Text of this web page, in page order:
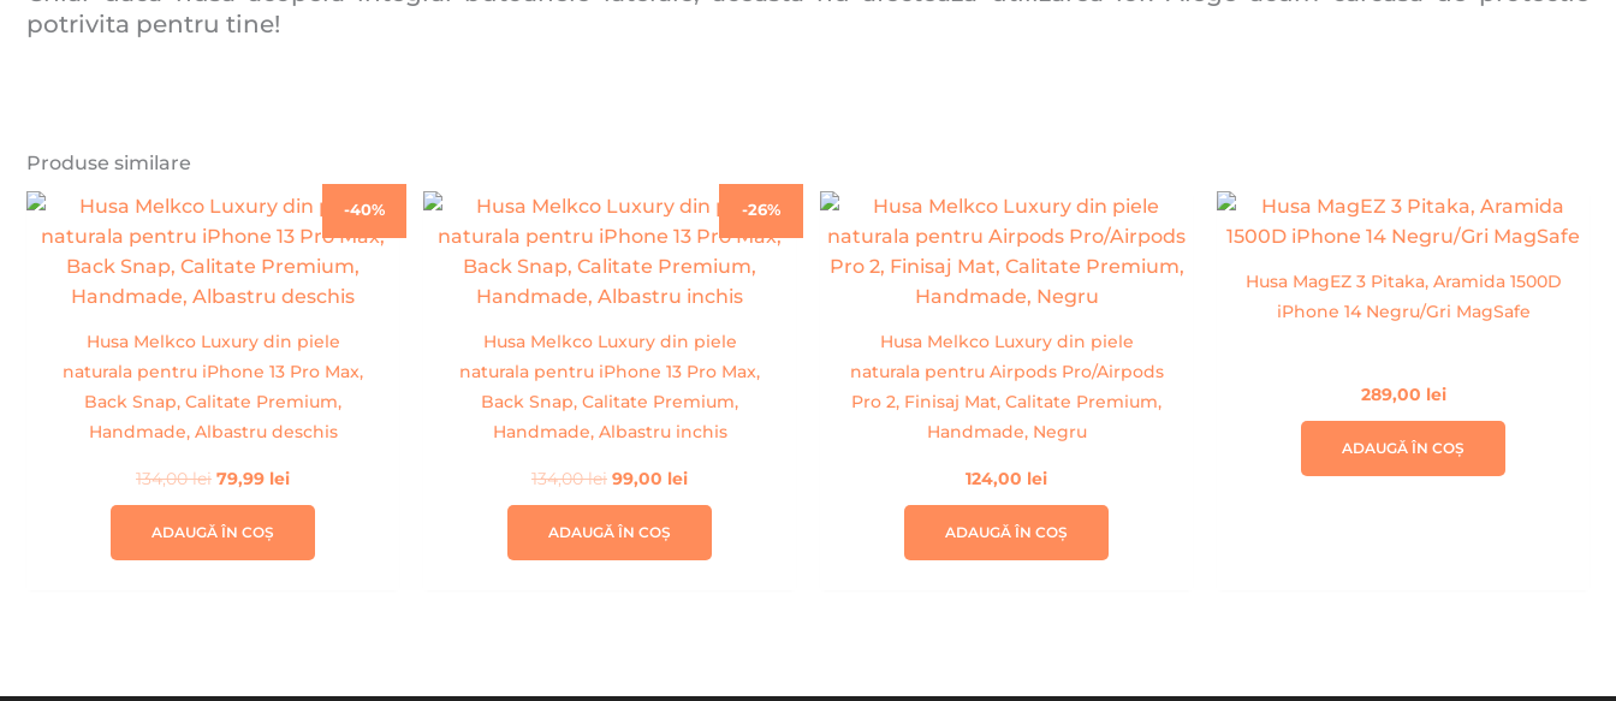
potrivita pentru tine!
Produse similare
-40%
Husa Melkco Luxury din piele
naturala pentru iPhone 13 Pro Max,
Back Snap, Calitate Premium,
Handmade, Albastru deschis
134,00lei
Prețul
a
fost:
134,00 lei.
79,99 lei
Prețul
curent
este:
79,99 lei.
ADAUGĂ ÎN COȘ
-26%
Husa Melkco Luxury din piele
naturala pentru iPhone 13 Pro Max,
Back Snap, Calitate Premium,
Handmade, Albastru inchis
134,00lei
Prețul
a
fost:
134,00 lei.
99,00 lei
Prețul
curent
este:
99,00 lei.
ADAUGĂ ÎN COȘ
Husa Melkco Luxury din piele
naturala pentru Airpods Pro/Airpods
Pro 2, Finisaj Mat, Calitate Premium,
Handmade, Negru
124,00 lei
ADAUGĂ ÎN COȘ
Husa MagEZ 3 Pitaka, Aramida 1500D
iPhone 14 Negru/Gri MagSafe
289,00 lei
ADAUGĂ ÎN COȘ